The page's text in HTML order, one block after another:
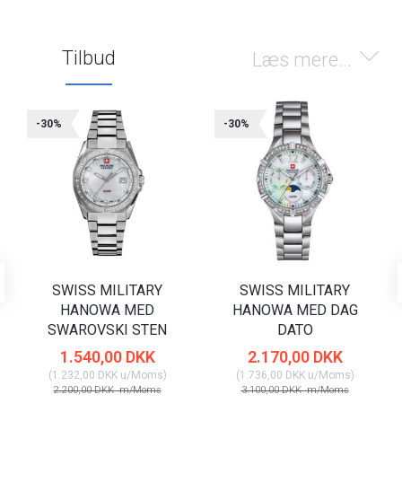
Læs mere...
Tilbud
-30%
SWISS MILITARY
HANOWA MED
SWAROVSKI STEN
1.540,00 DKK
(1.232,00 DKKu/Moms)
2.200,00 DKKm/Moms
-30%
SWISS MILITARY
HANOWA MED DAG
DATO
2.170,00 DKK
(1.736,00 DKKu/Moms)
3.100,00 DKKm/Moms